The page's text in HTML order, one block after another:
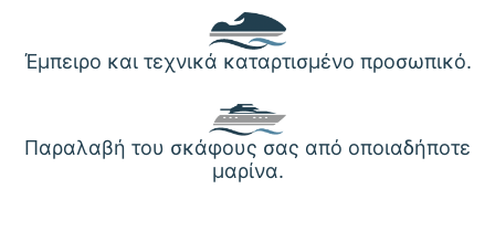
Έμπειρο και τεχνικά καταρτισμένο προσωπικό.
Παραλαβή του σκάφους σας από οποιαδήποτε
μαρίνα.